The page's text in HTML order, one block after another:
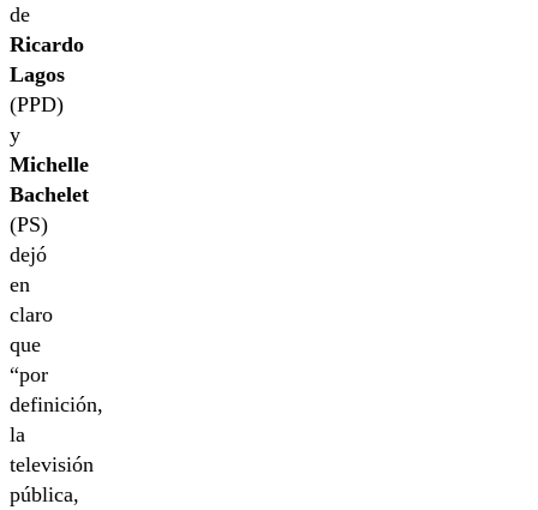
de
Ricardo
Lagos
(PPD)
y
Michelle
Bachelet
(PS)
dejó
en
claro
que
“por
definición,
la
televisión
pública,